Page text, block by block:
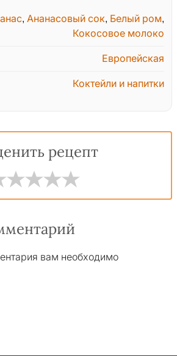
, Ананасовый сок, Белый ром,
Кокосовое молоко
Европейская
Коктейли и напитки
рецепт
вам необходимо